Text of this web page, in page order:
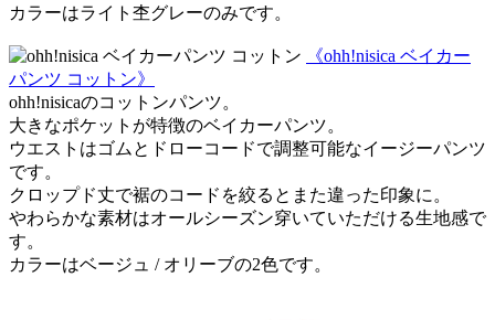
カラーはライト杢グレーのみです。
《ohh!nisica ベイカー
パンツ コットン》
ohh!nisicaのコットンパンツ。
大きなポケットが特徴のベイカーパンツ。
ウエストはゴムとドローコードで調整可能なイージーパンツ
です。
クロップド丈で裾のコードを絞るとまた違った印象に。
やわらかな素材はオールシーズン穿いていただける生地感で
す。
カラーはベージュ / オリーブの2色です。